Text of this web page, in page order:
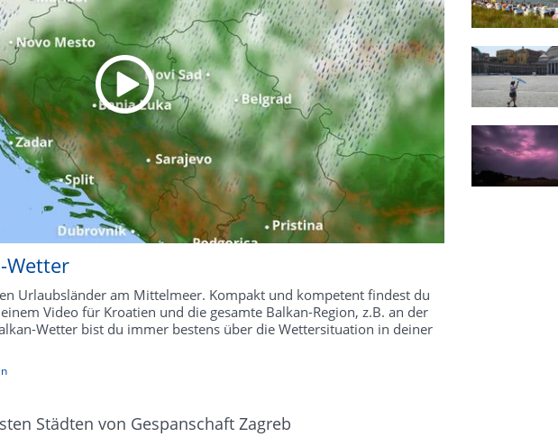
Wetter
Urlaubsländer am Mittelmeer. Kompakt und kompetent findest du
Video für Kroatien und die gesamte Balkan-Region, z.B. an der
Wetter bist du immer bestens über die Wettersituation in deiner
Städten von Gespanschaft Zagreb